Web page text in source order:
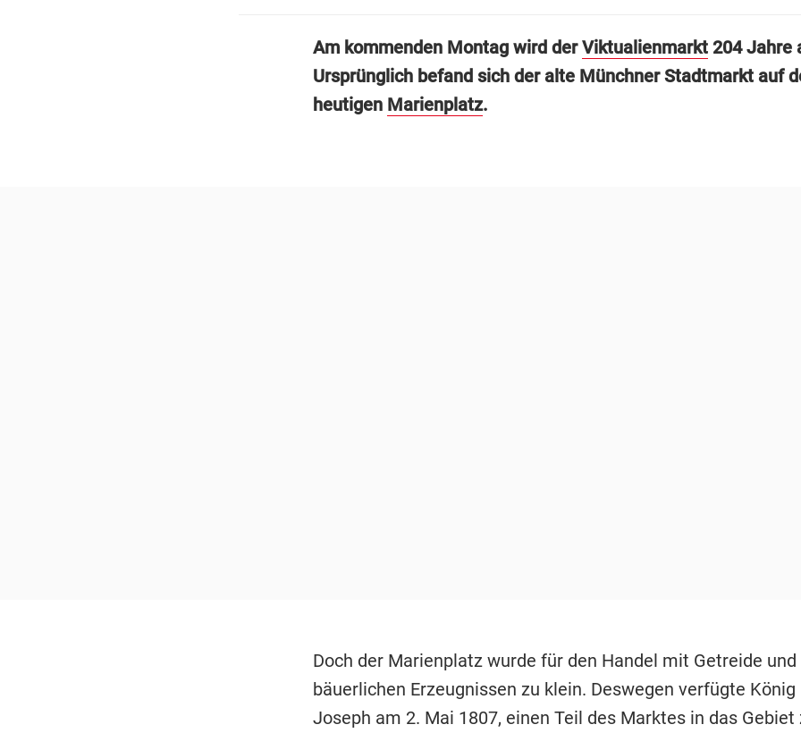
Am kommenden Montag wird derViktualienmarkt204 Jahre
Ursprünglich befand sich der alte Münchner Stadtmarkt auf
heutigen Marienplatz.
Doch der Marienplatz wurde für den Handel mit Getreide und
bäuerlichen Erzeugnissen zu klein. Deswegen verfügte König
Joseph am 2. Mai 1807, einen Teil des Marktes in das Gebiet